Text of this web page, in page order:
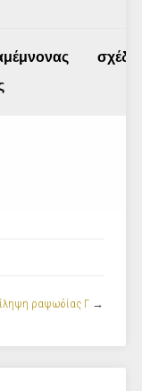
ραψωδίας Γ →